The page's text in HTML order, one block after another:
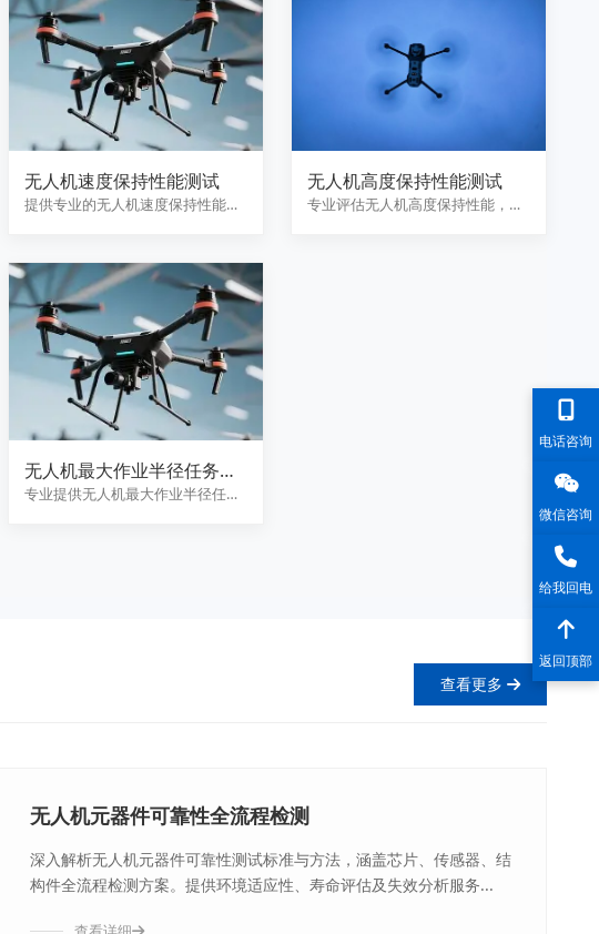
无人机速度保持性能测试
提供专业的无人机速度保持性能测
无人机高度保持性能测试
专业评估无人机高度保持性能，涵
无人机最大作业半径任务覆
盖能力评估
专业提供无人机最大作业半径任务
查看更多
无人机元器件可靠性全流程检测
深入解析无人机元器件可靠性测试标准与方法，涵盖芯片、传感器、结
构件全流程检测方案。提供环境适应性、寿命评估及失效分析服务...
电话咨询
微信咨询
给我回电
返回顶部